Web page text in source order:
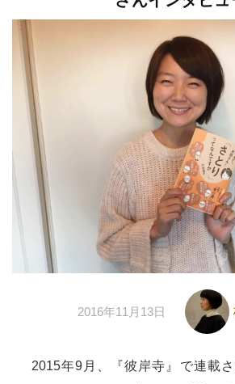
2016年11月13日
2015年9月、『彼岸寺』で連載